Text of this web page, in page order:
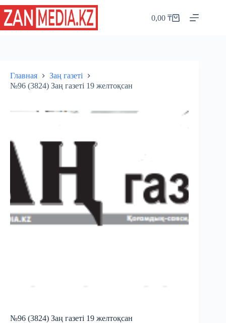
Перейти
сути
Корзина
0,00₸
Главная
Заң газеті
№96 (3824) Заң газеті 19 желтоқсан
№96 (3824) Заң газеті 19 желтоқсан